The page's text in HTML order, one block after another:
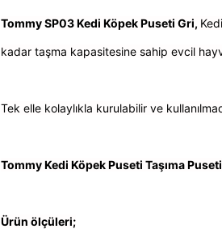
Tommy SP03 Kedi Köpek Puseti Gri,
kadar taşma kapasitesine sahip evcil
Tek elle kolaylıkla kurulabilir ve
Tommy Kedi Köpek Puseti Taşıma
Ürün ölçüleri;